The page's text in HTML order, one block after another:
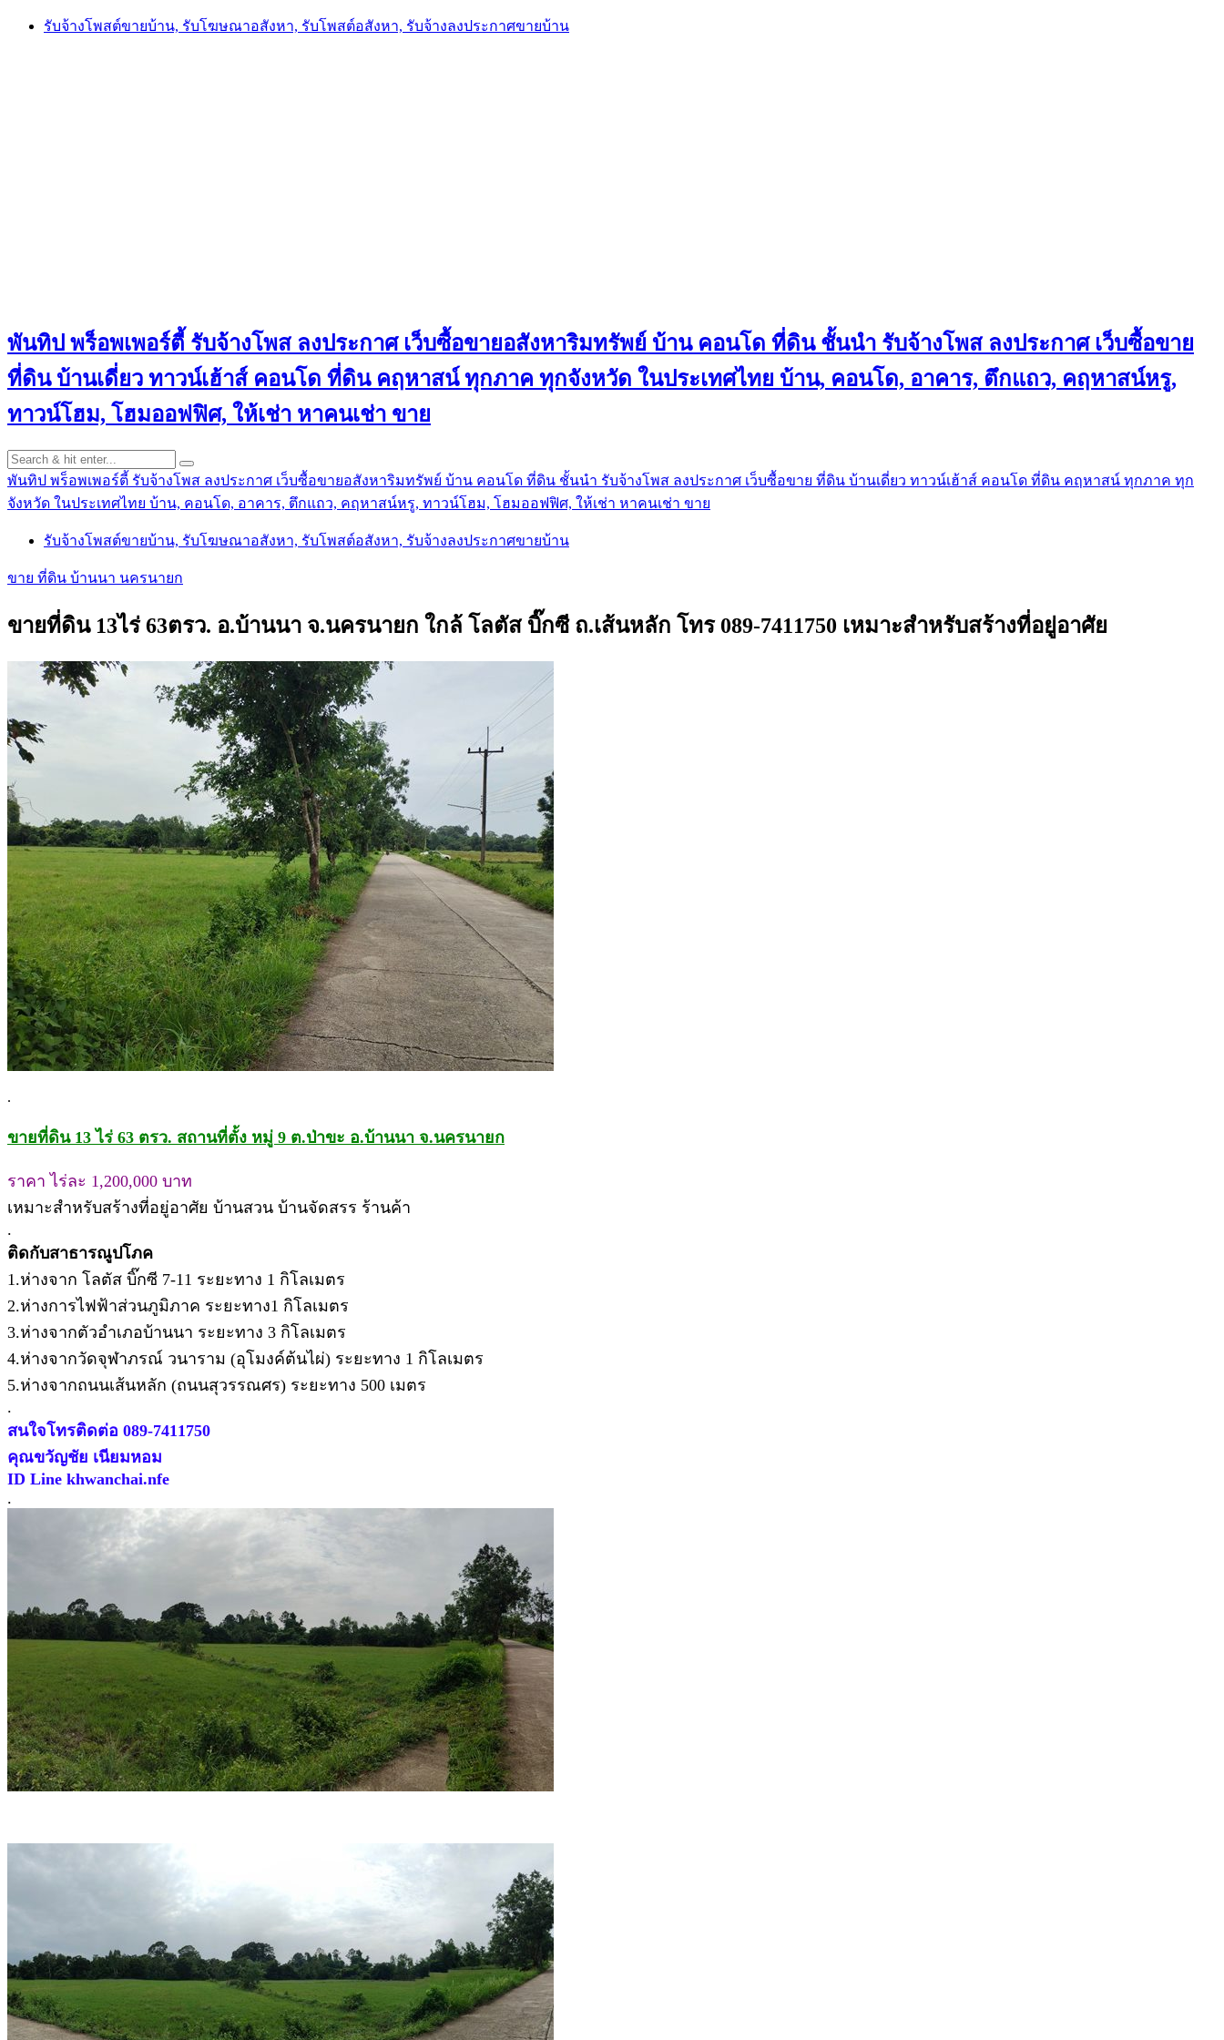
Skip
รับจ้างโพสต์ขายบ้าน, รับโฆษณาอสังหา, รับโพสต์อสังหา, รับจ้างลงประกาศขายบ้าน
พันทิป พร็อพเพอร์ตี้ รับจ้างโพส ลงประกาศ เว็บซื้อขายอสังหาริมทรัพย์ บ้าน คอนโด ที่ดิน ชั้นนำ รับจ้างโพส ลงประกาศ เว็บซื้อขาย
ที่ดิน บ้านเดี่ยว ทาวน์เฮ้าส์ คอนโด ที่ดิน คฤหาสน์ ทุกภาค ทุกจังหวัด ในประเทศไทย บ้าน, คอนโด, อาคาร, ตึกแถว, คฤหาสน์หรู,
ทาวน์โฮม, โฮมออฟฟิศ, ให้เช่า หาคนเช่า ขาย
พันทิป พร็อพเพอร์ตี้ รับจ้างโพส ลงประกาศ เว็บซื้อขายอสังหาริมทรัพย์ บ้าน คอนโด ที่ดิน ชั้นนำ รับจ้างโพส ลงประกาศ เว็บซื้อขาย ที่ดิน บ้านเดี่ยว ทาวน์เฮ้าส์ คอนโด ที่ดิน คฤหาสน์ ทุกภาค ทุก
จังหวัด ในประเทศไทย บ้าน, คอนโด, อาคาร, ตึกแถว, คฤหาสน์หรู, ทาวน์โฮม, โฮมออฟฟิศ, ให้เช่า หาคนเช่า ขาย
รับจ้างโพสต์ขายบ้าน, รับโฆษณาอสังหา, รับโพสต์อสังหา, รับจ้างลงประกาศขายบ้าน
ขาย ที่ดิน บ้านนา นครนายก
ขายที่ดิน 13ไร่ 63ตรว. อ.บ้านนา จ.นครนายก ใกล้ โลตัส บิ๊กซี ถ.เส้นหลัก โทร 089-7411750 เหมาะสำหรับสร้างที่อยู่อาศัย
.
ขายที่ดิน 13 ไร่ 63 ตรว. สถานที่ตั้ง หมู่ 9 ต.ป่าขะ อ.บ้านนา จ.นครนายก
ราคา ไร่ละ 1,200,000 บาท
เหมาะสำหรับสร้างที่อยู่อาศัย บ้านสวน บ้านจัดสรร ร้านค้า
.
ติดกับสาธารณูปโภค
1.ห่างจาก โลตัส บิ๊กซี 7-11 ระยะทาง 1 กิโลเมตร
2.ห่างการไฟฟ้าส่วนภูมิภาค ระยะทาง1 กิโลเมตร
3.ห่างจากตัวอำเภอบ้านนา ระยะทาง 3 กิโลเมตร
4.ห่างจากวัดจุฬาภรณ์ วนาราม (อุโมงค์ต้นไผ่) ระยะทาง 1 กิโลเมตร
5.ห่างจากถนนเส้นหลัก (ถนนสุวรรณศร) ระยะทาง 500 เมตร
.
สนใจโทรติดต่อ 089-7411750
คุณขวัญชัย เนียมหอม
ID Line khwanchai.nfe
.